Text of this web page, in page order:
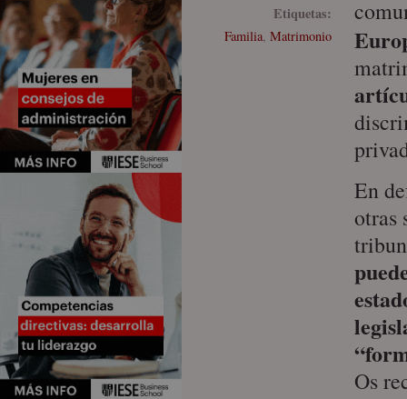
Etiquetas:
Familia, Matrimonio
En
otras
Os